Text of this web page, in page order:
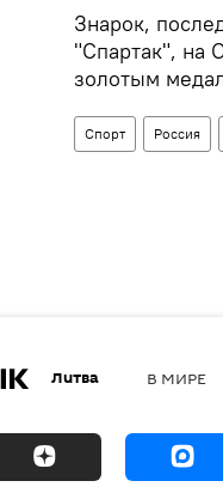
Знарок,
"Спартак", на
золотым
Спорт Россия
Литва В МИРЕ